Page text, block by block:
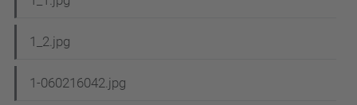
a
i
ó
1_2.jpg
1-060216042.jpg